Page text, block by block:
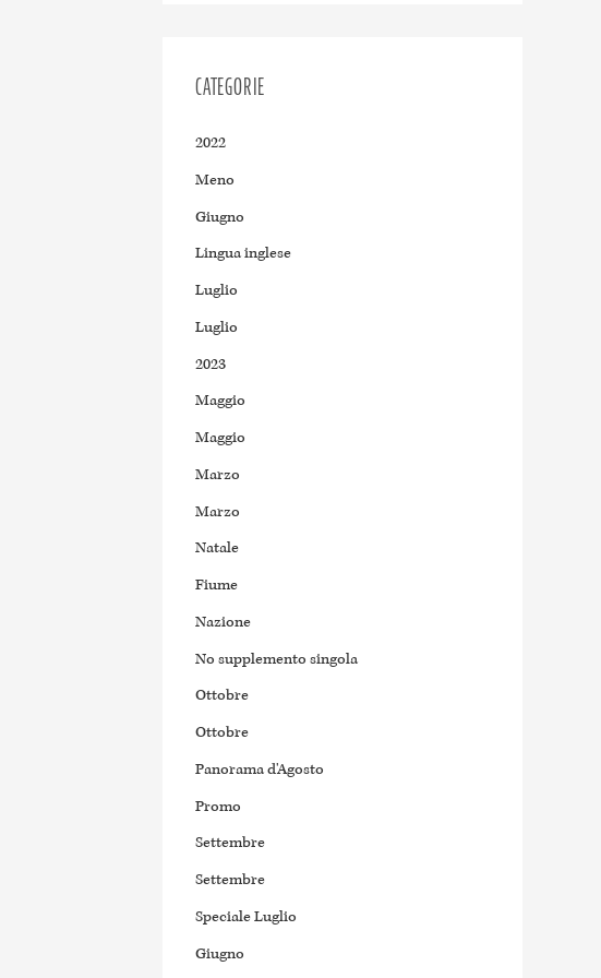
CATEGORIE
2022
Meno
Giugno
Lingua inglese
Luglio
Luglio
2023
Maggio
Maggio
Marzo
Marzo
Natale
Fiume
Nazione
No supplemento singola
Ottobre
Ottobre
Panorama d'Agosto
Promo
Settembre
Settembre
Speciale Luglio
Giugno